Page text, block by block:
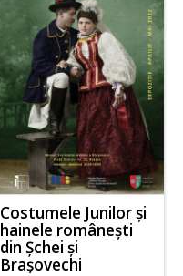
Costumele Junilor și
hainele românești
din Șchei și
Brașovechi